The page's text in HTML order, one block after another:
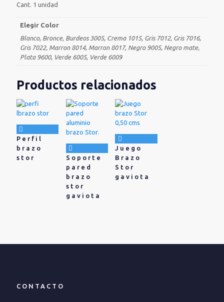
Cant. 1 unidad
Elegir Color
Blanco, Bronce, Burdeos 3005, Crema 1015, Gris 7012, Gris 7016,
Gris 7022, Marron 8014, Marron 8017, Negro 9005, Negro mate,
Plata 9600, Verde 6005, Verde 6009
Productos relacionados
Perfil
brazo
stor
Soporte
pared
brazo
stor
gaviota
Juego
Brazo
Stor
gaviota
CONTACTO